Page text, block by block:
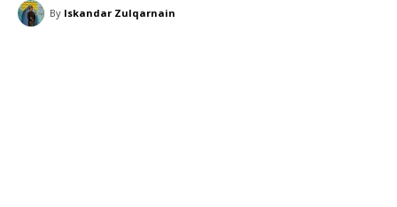
By Iskandar Zulqarnain